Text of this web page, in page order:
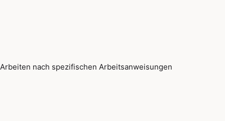
Arbeiten nach spezifischen Arbeitsanweisungen